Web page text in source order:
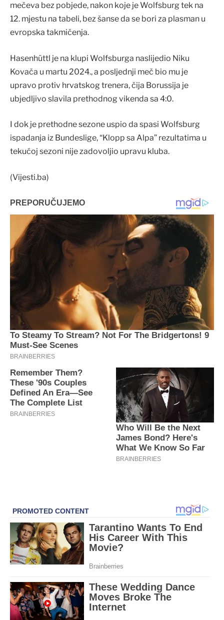
mečeva bez pobjede, nakon koje je Wolfsburg tek na
12. mjestu na tabeli, bez šanse da se bori za plasman u
evropska takmičenja.
Hasenhüttl je na klupi Wolfsburga naslijedio Niku
Kovača u martu 2024., a posljednji meč bio mu je
upravo protiv hrvatskog trenera, čija Borussija je
ubjedljivo slavila prethodnog vikenda sa 4:0.
I dok je prethodne sezone uspio da spasi Wolfsburg
ispadanja iz Bundeslige, “Klopp sa Alpa” rezultatima u
tekućoj sezoni nije zadovoljio upravu kluba.
(Vijesti.ba)